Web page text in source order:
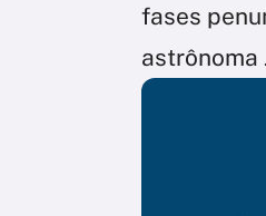
fases
astrônoma